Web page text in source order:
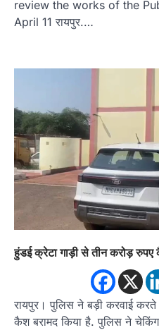
review the works of the
April 11 रायपुर.…
हुंडई क्रेटा गाड़ी से तीन करोड़ रुपए
रायपुर। पुलिस ने बड़ी करवाई
कैश बरामद किया है. पुलिस ने